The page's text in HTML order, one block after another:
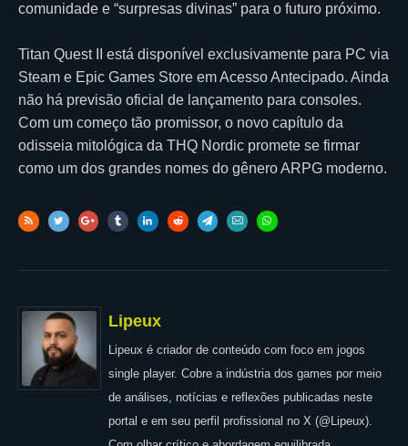
comunidade e “surpresas divinas” para o futuro próximo.
Titan Quest II está disponível exclusivamente para PC via
Steam e Epic Games Store em Acesso Antecipado. Ainda
não há previsão oficial de lançamento para consoles.
Com um começo tão promissor, o novo capítulo da
odisseia mitológica da THQ Nordic promete se firmar
como um dos grandes nomes do gênero ARPG moderno.
Lipeux
Lipeux é criador de conteúdo com foco em jogos
single player. Cobre a indústria dos games por meio
de análises, notícias e reflexões publicadas neste
portal e em seu perfil profissional no X (@Lipeux).